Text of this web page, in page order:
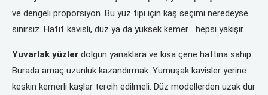
ve dengeli proporsiyon. Bu yüz tipi için kaş seçimi neredeyse
sınırsız. Hafif kavisli, düz ya da yüksek kemer… hepsi yakışır.
Yuvarlak yüzler dolgun yanaklara ve kısa çene hattına sahip.
Burada amaç uzunluk kazandırmak. Yumuşak kavisler yerine
keskin kemerli kaşlar tercih edilmeli. Düz modellerden uzak dur